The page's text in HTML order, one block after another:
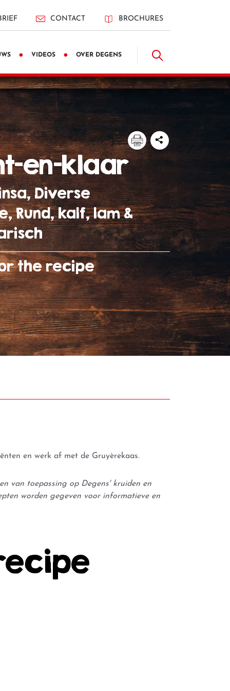
CONTACT BROCHURES
VIDEOS OVER DEGENS
en-klaar
Diverse
Rund, kalf, lam &
the recipe
en werk af met de Gruyèrekaas.
van toepassing op Degens' kruiden en
worden gegeven voor informatieve en